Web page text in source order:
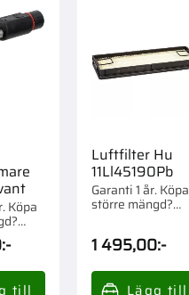
Köpa
1/26
:-
Luftfilter Hu
11Ll45190Pb
Garanti 1 år. Köpa
större mängd?
1 495,00:-